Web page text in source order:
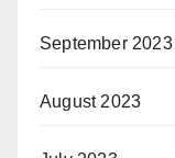
September 2023
August 2023